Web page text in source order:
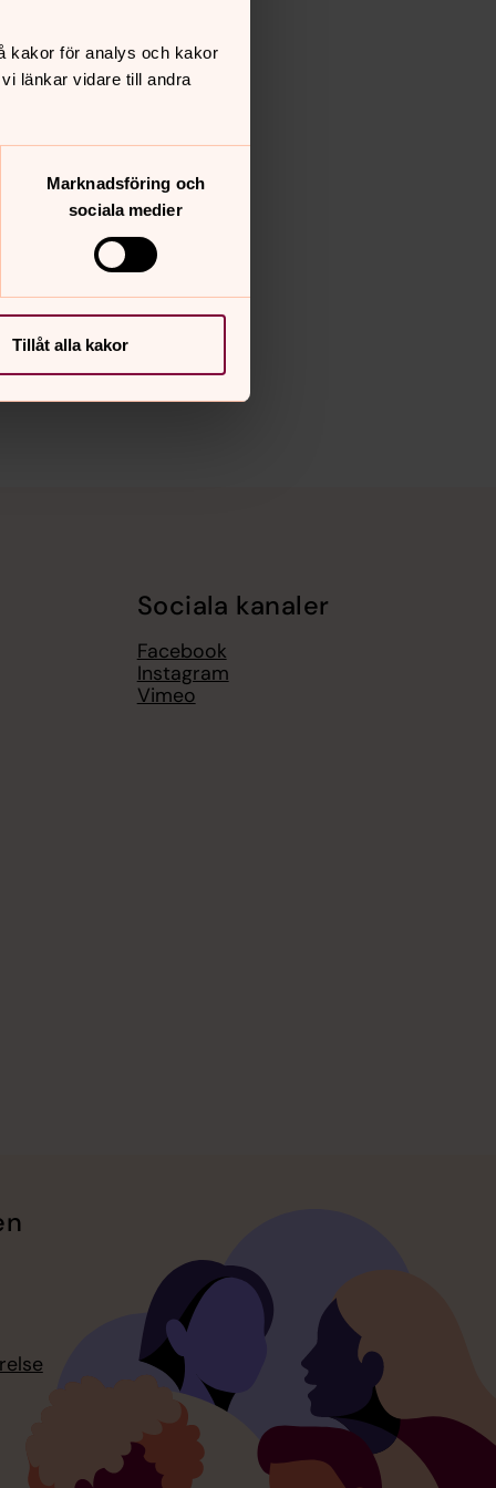
kakor för analys och kakor
länkar vidare till andra
Marknadsföring och
sociala medier
Tillåt alla kakor
Sociala kanaler
Facebook
Instagram
Vimeo